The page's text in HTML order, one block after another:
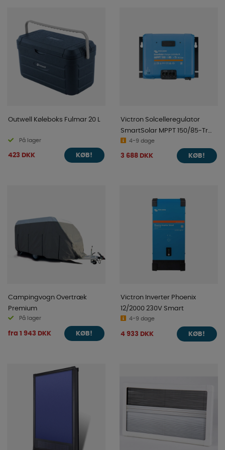
Outwell Køleboks Fulmar 20 L
På lager
423 DKK KØB!
Victron Solcelleregulator
SmartSolar MPPT 150/85-Tr
VE.Can
4-9 dage
3 688 DKK KØB!
Campingvogn Overtræk
Premium
På lager
fra 1 943 DKK KØB!
Victron Inverter Phoenix
12/2000 230V Smart
4-9 dage
4 933 DKK KØB!